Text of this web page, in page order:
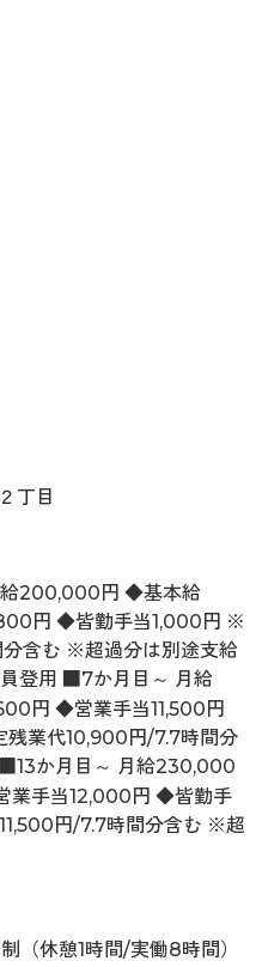
丁目
給200,000円 ◆基本給
円 ◆皆勤手当1,000円 ※
含む ※超過分は別途支給
登用 ■7か月目～ 月給
円 ◆営業手当11,500円
業代10,900円/7.7時間分
か月目～ 月給230,000
業手当12,000円 ◆皆勤手
円/7.7時間分含む ※超
（休憩1時間/実働8時間）